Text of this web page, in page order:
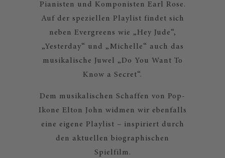
Pianisten und Komponisten Earl Rose.
Auf der speziellen Playlist findet sich
neben Evergreens wie „Hey Jude“,
„Yesterday“ und „Michelle“ auch das
musikalische Juwel „Do You Want To
Know a Secret“.
Dem musikalischen Schaffen von Pop-
Ikone Elton John widmen wir ebenfalls
eine eigene Playlist – inspiriert durch
den aktuellen biographischen
Spielfilm.